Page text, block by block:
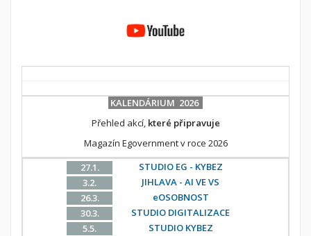
KALENDÁRIUM 2026
Přehled akcí, které připravuje
Magazín Egovernment v roce 2026
27.1.
STUDIO EG - KYBEZ
3.2.
JIHLAVA - AI VE VS
26.3.
eOSOBNOST
30.3.
STUDIO DIGITALIZACE
5.5.
STUDIO KYBEZ